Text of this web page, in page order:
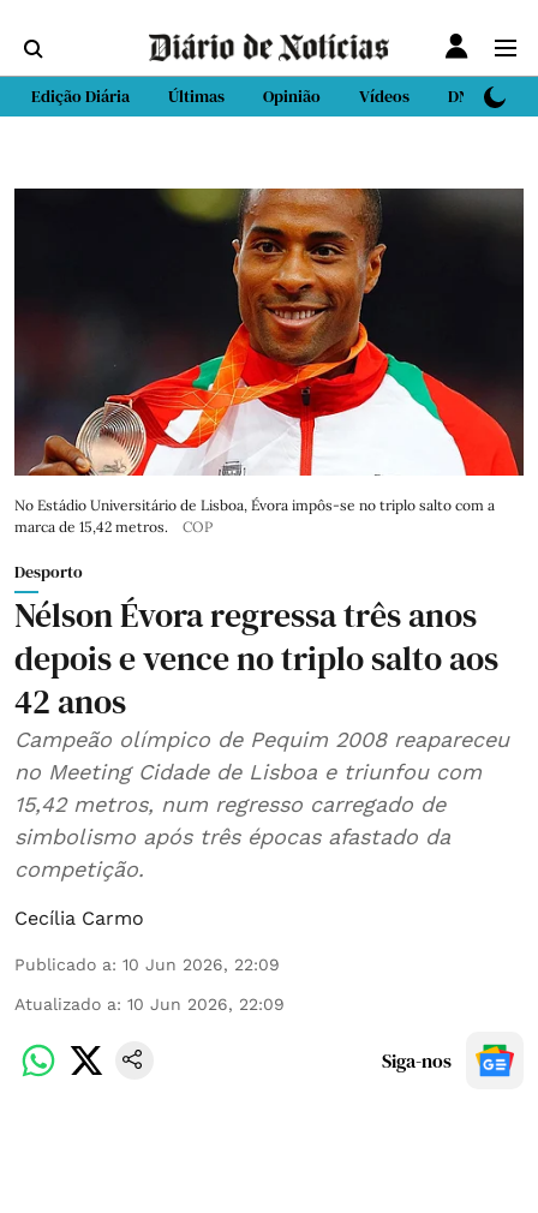
Edição Diária Últimas Opinião Vídeos DN Sport
No Estádio Universitário de Lisboa, Évora impôs-se no triplo salto com a
marca de 15,42 metros.
COP
Desporto
​Nélson Évora regressa três anos
depois e vence no triplo salto aos
42 anos
Campeão olímpico de Pequim 2008 reapareceu
no Meeting Cidade de Lisboa e triunfou com
15,42 metros, num regresso carregado de
simbolismo após três épocas afastado da
competição.
Cecília Carmo
Publicado a: 10 Jun 2026, 22:09
Atualizado a: 10 Jun 2026, 22:09
Siga-nos